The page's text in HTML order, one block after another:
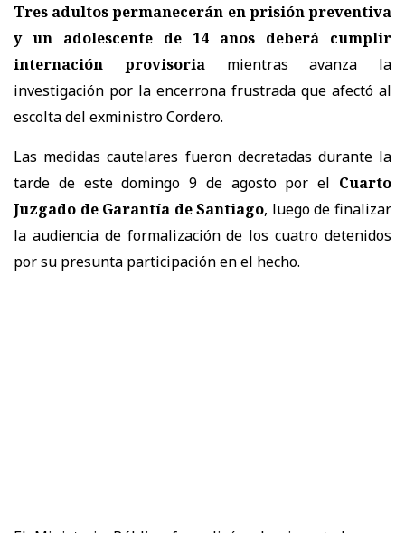
Tres adultos permanecerán en prisión preventiva
y un adolescente de 14 años deberá cumplir
internación provisoriamientras avanza la
investigación por la encerrona frustrada que afectó al
escolta del exministro Cordero.
Las medidas cautelares fueron decretadas durante la
tarde de este domingo 9 de agosto por el Cuarto
Juzgado de Garantía de Santiago, luego de finalizar
la audiencia de formalización de los cuatro detenidos
por su presunta participación en el hecho.